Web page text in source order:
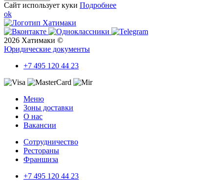
Сайт использует куки Подробнее
ok
2026 Хатимаки ©
Юридические документы
+7 495 120 44 23
Меню
Зоны доставки
О нас
Вакансии
Сотрудничество
Рестораны
Франшиза
+7 495 120 44 23